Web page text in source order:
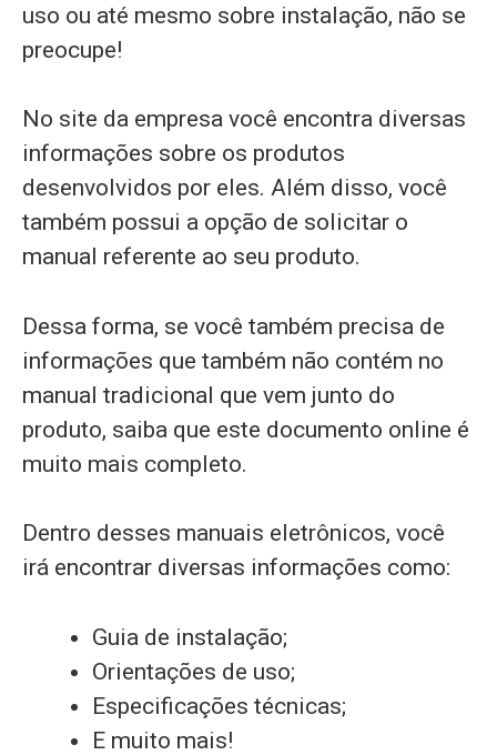
uso ou até mesmo sobre instalação, não se
preocupe!
No site da empresa você encontra diversas
informações sobre os produtos
desenvolvidos por eles. Além disso, você
também possui a opção de solicitar o
manual referente ao seu produto.
Dessa forma, se você também precisa de
informações que também não contém no
manual tradicional que vem junto do
produto, saiba que este documento online é
muito mais completo.
Dentro desses manuais eletrônicos, você
irá encontrar diversas informações como:
Guia de instalação;
Orientações de uso;
Especificações técnicas;
E muito mais!